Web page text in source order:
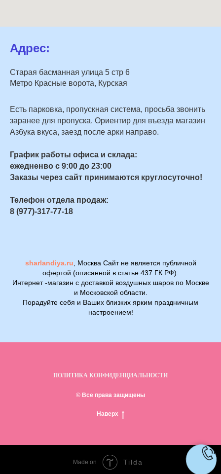
Адрес:
Старая басманная улица 5 стр 6
Метро Красные ворота, Курская
Есть парковка, пропускная система, просьба звонить
заранее для пропуска. Ориентир для въезда магазин
Азбука вкуса, заезд после арки направо.
График работы офиса и склада:
ежедненво с 9:00 до 23:00
Заказы через сайт принимаются круглосуточно!
Телефон отдела продаж:
8 (977)-317-77-18
sharlandiya.ru , Москва Сайт не является публичной
офертой (описанной в статье 437 ГК РФ).
Интернет -магазин с доставкой воздушных шаров по Москве
и Московской области.
Порадуйте себя и Ваших близких ярким праздничным
настроением!
ПОЛИТИКА КОНФИДЕНЦИАЛЬНОСТИ
© Все права защищены
Наверх
Made on Tilda